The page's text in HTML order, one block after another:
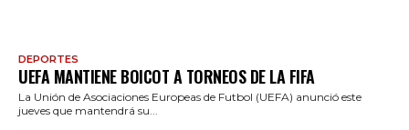
DEPORTES
UEFA MANTIENE BOICOT A TORNEOS DE LA FIFA
La Unión de Asociaciones Europeas de Futbol (UEFA) anunció este
jueves que mantendrá su...